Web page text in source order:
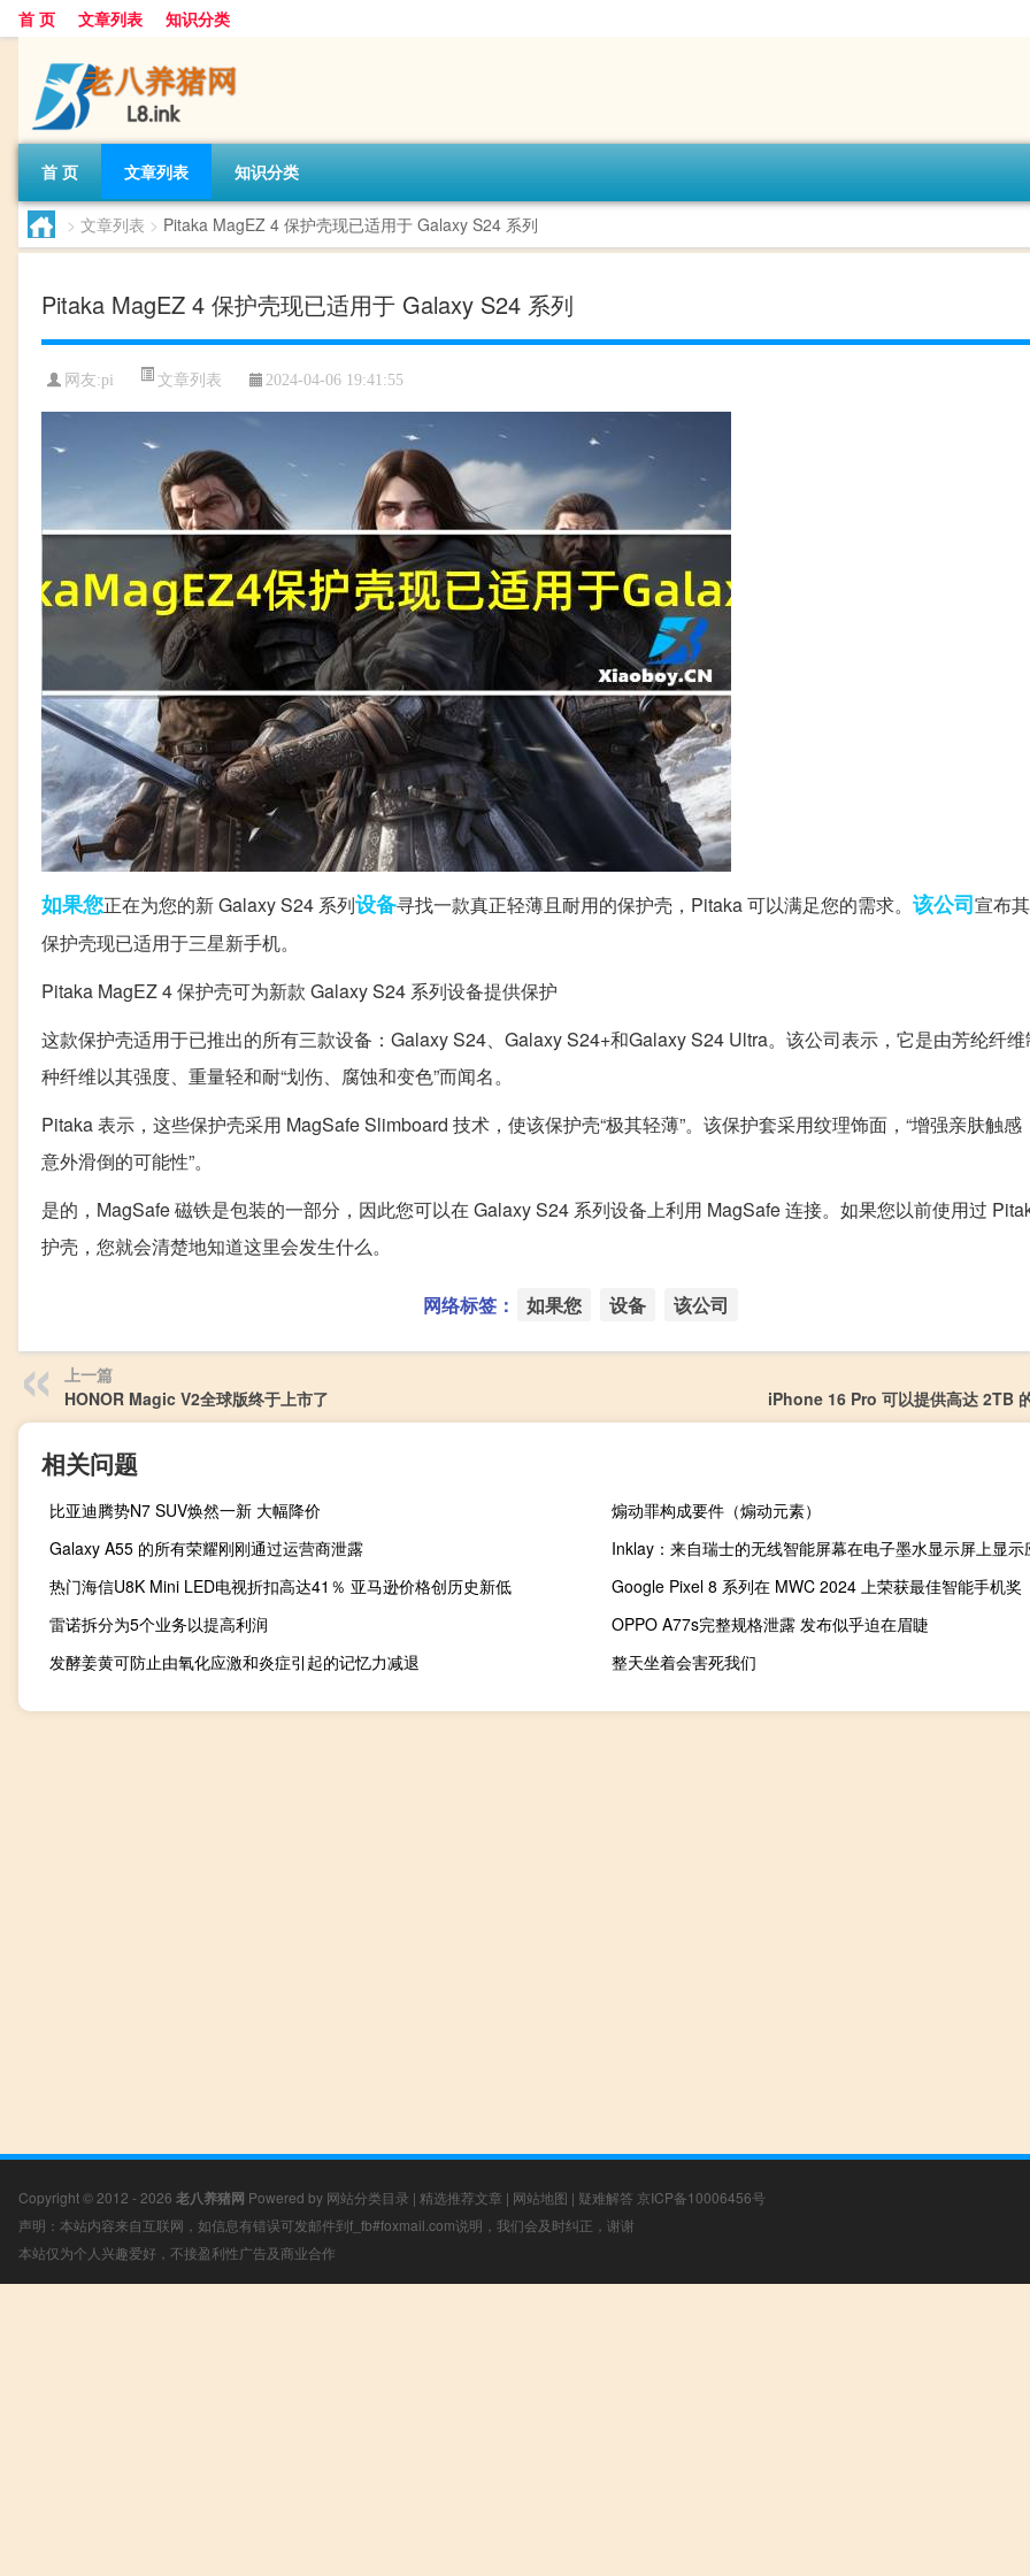
首 页 文章列表 知识分类
首 页 文章列表 知识分类
> 文章列表 > Pitaka MagEZ 4 保护壳现已适用于 Galaxy S24 系列
Pitaka MagEZ 4 保护壳现已适用于 Galaxy S24 系列
网友:pi 文章列表 2024-04-06 19:41:55
如果您正在为您的新 Galaxy S24 系列设备寻找一款真正轻薄且耐用的保护壳，Pitaka 可以满足您的需求。 该公司宣布
保护壳现已适用于三星新手机。
Pitaka MagEZ 4 保护壳可为新款 Galaxy S24 系列设备提供保护
这款保护壳适用于已推出的所有三款设备：Galaxy S24、Galaxy S24+和Galaxy S24 Ultra。该公司表示，它是由芳纶纤
种纤维以其强度、重量轻和耐“划伤、腐蚀和变色”而闻名。
Pitaka 表示，这些保护壳采用 MagSafe Slimboard 技术，使该保护壳“极其轻薄”。该保护套采用纹理饰面，“增强亲肤触感
意外滑倒的可能性”。
是的，MagSafe 磁铁是包装的一部分，因此您可以在 Galaxy S24 系列设备上利用 MagSafe 连接。如果您以前使用过
护壳，您就会清楚地知道这里会发生什么。
网络标签： 如果您 设备 该公司
上一篇
HONOR Magic V2全球版终于上市了
iPhone 16 Pro 可以提供高达 2TB
相关问题
比亚迪腾势N7 SUV焕然一新 大幅降价
煽动罪构成要件（煽动元素）
Galaxy A55 的所有荣耀刚刚通过运营商泄露
Inklay：来自瑞士的无线智能屏幕在电子墨水显示屏上显示
热门海信U8K Mini LED电视折扣高达41％ 亚马逊价格创历史新低
Google Pixel 8 系列在 MWC 2024 上荣获最佳智能手机奖
雷诺拆分为5个业务以提高利润
OPPO A77s完整规格泄露 发布似乎迫在眉睫
发酵姜黄可防止由氧化应激和炎症引起的记忆力减退
整天坐着会害死我们
Copyright © 2012 - 2026 老八养猪网 Powered by 网站分类目录 | 精选推荐文章 | 网站地图 | 疑难解答 京ICP备10006456号
声明：本站内容来自互联网，如信息有错误可发邮件到f_fb#foxmail.com说明，我们会及时纠正，谢谢
本站仅为个人兴趣爱好，不接盈利性广告及商业合作